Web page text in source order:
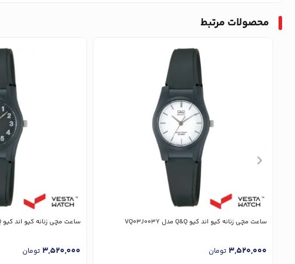
محصولات مرتبط
ساعت مچی زنانه کیو اند کیو Q&Q مدل VQ03J003Y
3,520,000 تومان
ساعت مچی زنانه کیو اند کیو Q&Q مدل VQ03J004Y
3,520,000 تومان